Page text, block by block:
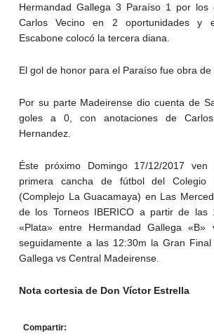
Hermandad Gallega 3 Paraíso 1 por los
Carlos Vecino en 2 oportunidades y
Escabone colocó la tercera diana.
El gol de honor para el Paraíso fue obra de
Por su parte Madeirense dio cuenta de
goles a 0, con anotaciones de
Hernandez.
Éste próximo Domingo 17/12/2017
primera cancha de fútbol del Colegio
(Complejo La Guacamaya) en Las
de los Torneos IBERICO a partir de las
«Plata» entre Hermandad Gallega
seguidamente a las 12:30m la Gran Final
Gallega vs Central Madeirense.
Nota cortesia de Don Víctor Estrella
Compartir: